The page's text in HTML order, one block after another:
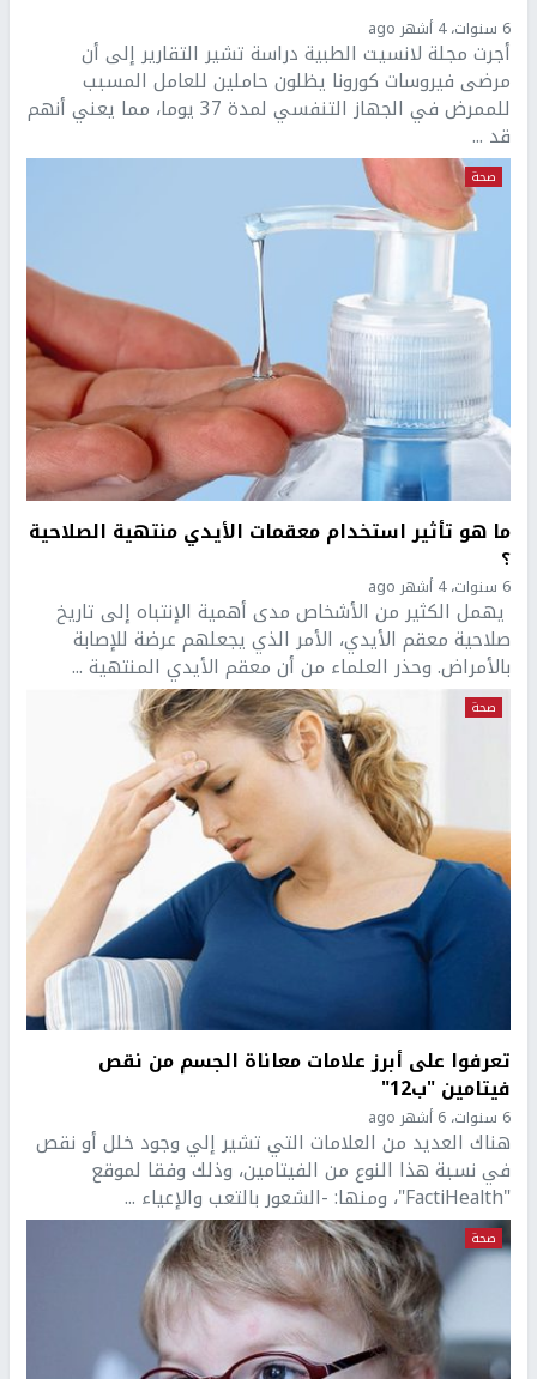
6 سنوات، 4 أشهر ago
أجرت مجلة لانسيت الطبية دراسة تشير التقارير إلى أن
مرضى فيروسات كورونا يظلون حاملين للعامل المسبب
للممرض في الجهاز التنفسي لمدة 37 يوما، مما يعني أنهم
قد ...
صحة
ما هو تأثير استخدام معقمات الأيدي منتهية الصلاحية
؟
6 سنوات، 4 أشهر ago
يهمل الكثير من الأشخاص مدى أهمية الإنتباه إلى تاريخ
صلاحية معقم الأيدي، الأمر الذي يجعلهم عرضة للإصابة
بالأمراض. وحذر العلماء من أن معقم الأيدي المنتهية ...
صحة
تعرفوا على أبرز علامات معاناة الجسم من نقص
فيتامين "ب12"
6 سنوات، 6 أشهر ago
هناك العديد من العلامات التي تشير إلي وجود خلل أو نقص
في نسبة هذا النوع من الفيتامين، وذلك وفقا لموقع
"FactiHealth"، ومنها: -الشعور بالتعب والإعياء ...
صحة